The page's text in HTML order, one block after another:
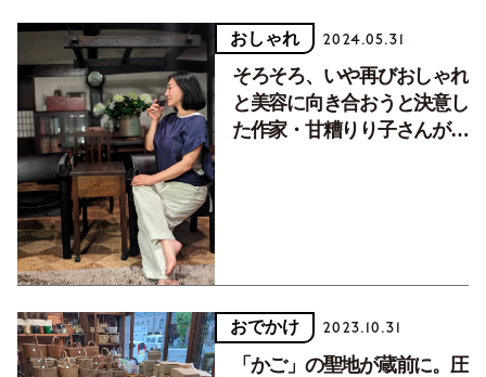
おしゃれ 2024.05.31
そろそろ、いや再びおしゃれ
と美容に向き合おうと決意し
た作家・甘糟りり子さんがと
おでかけ 2023.10.31
「かご」の聖地が蔵前に。圧